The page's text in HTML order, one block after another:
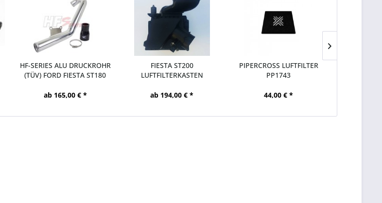
HF-SERIES ALU DRUCKROHR
(TÜV) FORD FIESTA ST180
ab 165,00 € *
FIESTA ST200
LUFTFILTERKASTEN
ab 194,00 € *
PIPERCROSS LUFTFILTER
PP1743
44,00 € *